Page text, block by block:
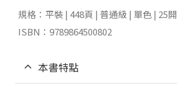
規格：平裝 | 448頁 | 普通級 | 單色 | 25開
ISBN：9789864500802
本書特點